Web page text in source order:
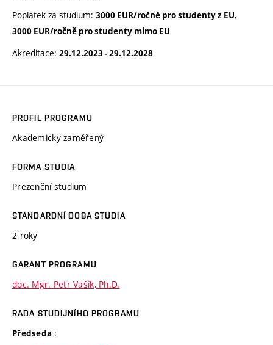
Poplatek za studium: 3000 EUR/ročně pro studenty z EU,
3000 EUR/ročně pro studenty mimo EU
Akreditace: 29.12.2023 - 29.12.2028
PROFIL PROGRAMU
Akademicky zaměřený
FORMA STUDIA
Prezenční studium
STANDARDNÍ DOBA STUDIA
2 roky
GARANT PROGRAMU
doc. Mgr. Petr Vašík, Ph.D.
RADA STUDIJNÍHO PROGRAMU
Předseda :